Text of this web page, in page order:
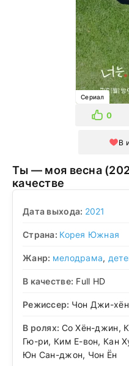
Сериал
0
В
Ты — моя весна (2021) смотреть в хорошем
качестве
Дата выхода: 2021
Страна: Корея Южная
Жанр: мелодрама,
В качестве: Full HD
Режиссер: Чон Джи-хён
В ролях: Со Хён-джин,
Гю-ри, Ким Е-вон, Кан
Юн Сан-джон, Чон Ён